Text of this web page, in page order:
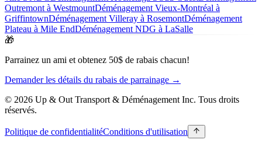
Outremont à WestmountDéménagement Vieux-Montréal à
GriffintownDéménagement Villeray à RosemontDéménagement
Plateau à Mile EndDéménagement NDG à LaSalle
🎁
Parrainez un ami et obtenez 50$ de rabais chacun!
Demander les détails du rabais de parrainage →
© 2026 Up & Out Transport & Déménagement Inc. Tous droits
réservés.
Politique de confidentialitéConditions d'utilisation